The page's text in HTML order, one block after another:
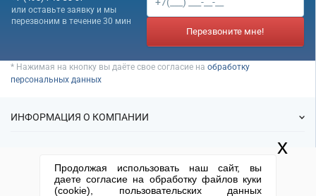
или оставьте заявку и мы
перезвоним в течение 30 мин
Перезвоните мне!
* Нажимая на кнопку вы даёте свое согласие на обработку
персональных данных
ИНФОРМАЦИЯ О КОМПАНИИ
Готовые фирмы
Продолжая использовать наш сайт, вы
даете согласие на обработку файлов куки
(cookie), пользовательских данных
x